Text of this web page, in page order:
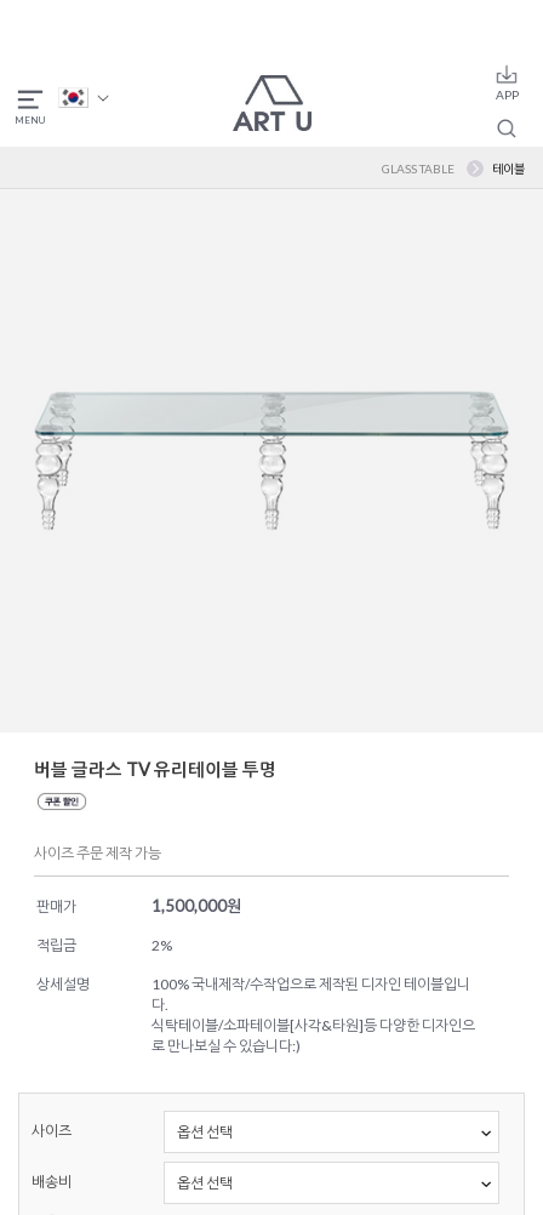
GLASS TABLE 테이블
버블 글라스 TV 유리테이블 투명
사이즈 주문 제작 가능
판매가 1,500,000원
적립금 2%
상세설명
100% 국내제작/수작업으로 제작된 디자인 테이블입니
다.
식탁테이블/소파테이블[사각&타원]등 다양한 디자인으
로 만나보실 수 있습니다:)
사이즈
배송비